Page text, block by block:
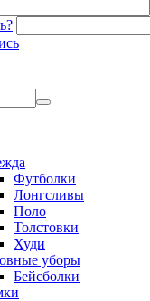
Футболки
Лонгсливы
Поло
Толстовки
Худи
уборы
Бейсболки